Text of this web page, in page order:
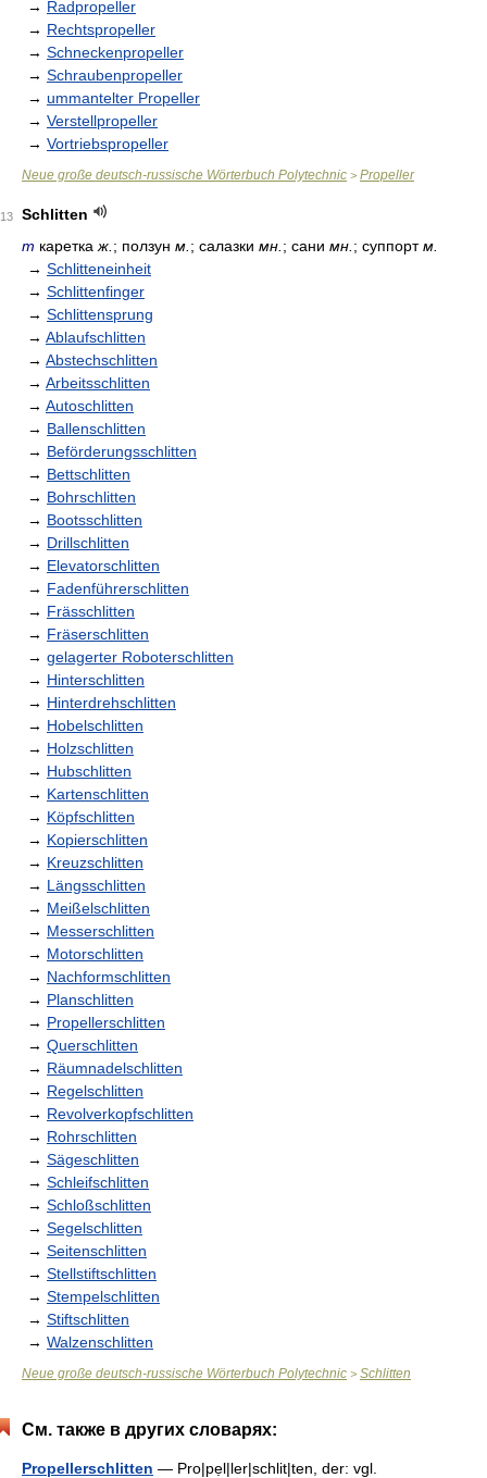
→ Radpropeller
→ Rechtspropeller
→ Schneckenpropeller
→ Schraubenpropeller
→ ummantelter Propeller
→ Verstellpropeller
→ Vortriebspropeller
Neue große deutsch-russische Wörterbuch Polytechnic > Propeller
13
Schlitten
m каретка ж. ; ползун м. ; салазки мн. ; сани мн. ; суппортм.
→ Schlitteneinheit
→ Schlittenfinger
→ Schlittensprung
→ Ablaufschlitten
→ Abstechschlitten
→ Arbeitsschlitten
→ Autoschlitten
→ Ballenschlitten
→ Beförderungsschlitten
→ Bettschlitten
→ Bohrschlitten
→ Bootsschlitten
→ Drillschlitten
→ Elevatorschlitten
→ Fadenführerschlitten
→ Frässchlitten
→ Fräserschlitten
→ gelagerter Roboterschlitten
→ Hinterschlitten
→ Hinterdrehschlitten
→ Hobelschlitten
→ Holzschlitten
→ Hubschlitten
→ Kartenschlitten
→ Köpfschlitten
→ Kopierschlitten
→ Kreuzschlitten
→ Längsschlitten
→ Meißelschlitten
→ Messerschlitten
→ Motorschlitten
→ Nachformschlitten
→ Planschlitten
→ Propellerschlitten
→ Querschlitten
→ Räumnadelschlitten
→ Regelschlitten
→ Revolverkopfschlitten
→ Rohrschlitten
→ Sägeschlitten
→ Schleifschlitten
→ Schloßschlitten
→ Segelschlitten
→ Seitenschlitten
→ Stellstiftschlitten
→ Stempelschlitten
→ Stiftschlitten
→ Walzenschlitten
Neue große deutsch-russische Wörterbuch Polytechnic > Schlitten
См. также в других словарях:
Propellerschlitten — Pro|pẹl|ler|schlit|ten, der: vgl.